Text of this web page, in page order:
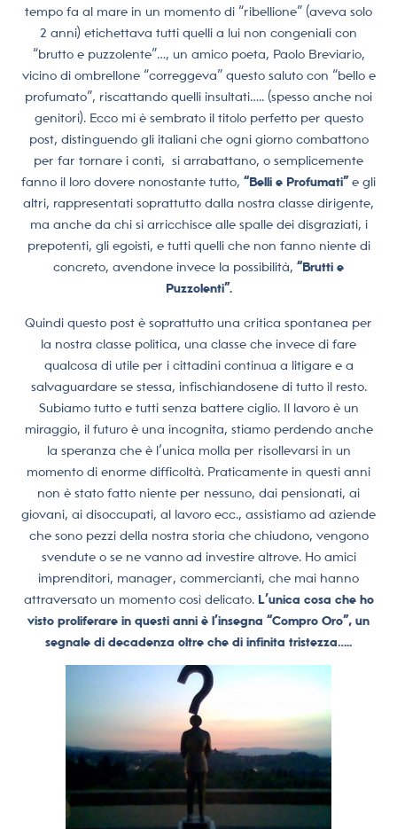
tempo fa al mare in un momento di “ribellione” (aveva solo
2 anni) etichettava tutti quelli a lui non congeniali con
“brutto e puzzolente”…, un amico poeta, Paolo Breviario,
vicino di ombrellone “correggeva” questo saluto con “bello e
profumato”, riscattando quelli insultati….. (spesso anche noi
genitori). Ecco mi è sembrato il titolo perfetto per questo
post, distinguendo gli italiani che ogni giorno combattono
per far tornare i conti, si arrabattano, o semplicemente
fanno il loro dovere nonostante tutto, “Belli e Profumati” e gli
altri, rappresentati soprattutto dalla nostra classe dirigente,
ma anche da chi si arricchisce alle spalle dei disgraziati, i
prepotenti, gli egoisti, e tutti quelli che non fanno niente di
concreto, avendone invece la possibilità, “Brutti e
Puzzolenti”.
Quindi questo post è soprattutto una critica spontanea per
la nostra classe politica, una classe che invece di fare
qualcosa di utile per i cittadini continua a litigare e a
salvaguardare se stessa, infischiandosene di tutto il resto.
Subiamo tutto e tutti senza battere ciglio. Il lavoro è un
miraggio, il futuro è una incognita, stiamo perdendo anche
la speranza che è l’unica molla per risollevarsi in un
momento di enorme difficoltà. Praticamente in questi anni
non è stato fatto niente per nessuno, dai pensionati, ai
giovani, ai disoccupati, al lavoro ecc., assistiamo ad aziende
che sono pezzi della nostra storia che chiudono, vengono
svendute o se ne vanno ad investire altrove. Ho amici
imprenditori, manager, commercianti, che mai hanno
attraversato un momento così delicato. L’unica cosa che ho
visto proliferare in questi anni è l’insegna “Compro Oro”, un
segnale di decadenza oltre che di infinita tristezza…..